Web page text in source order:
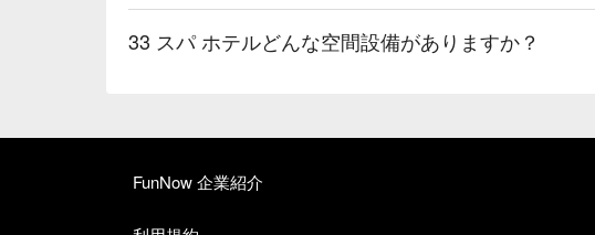
33 スパ ホテルどんな空間設備がありますか？
FunNow 企業紹介